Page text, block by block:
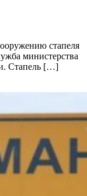
стапеля
министерства
Стапель […]